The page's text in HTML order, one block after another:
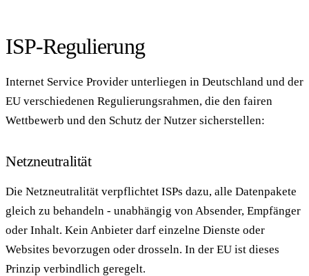
ISP-Regulierung
Internet Service Provider unterliegen in Deutschland und der
EU verschiedenen Regulierungsrahmen, die den fairen
Wettbewerb und den Schutz der Nutzer sicherstellen:
Netzneutralität
Die Netzneutralität verpflichtet ISPs dazu, alle Datenpakete
gleich zu behandeln - unabhängig von Absender, Empfänger
oder Inhalt. Kein Anbieter darf einzelne Dienste oder
Websites bevorzugen oder drosseln. In der EU ist dieses
Prinzip verbindlich geregelt.